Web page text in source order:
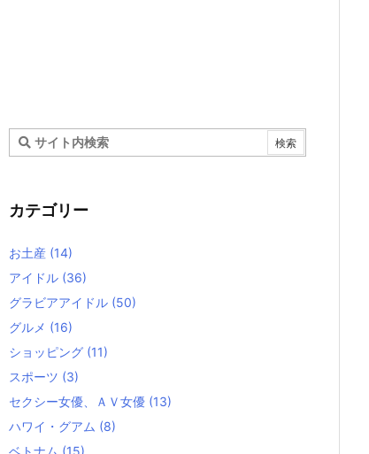
カテゴリー
お土産 (14)
アイドル (36)
グラビアアイドル (50)
グルメ (16)
ショッピング (11)
スポーツ (3)
セクシー女優、ＡＶ女優 (13)
ハワイ・グアム (8)
ベトナム (15)